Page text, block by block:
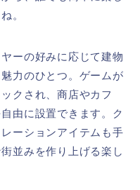
。
ーの好みに応じて建物
力のひとつ。ゲームが
クされ、商店やカフ
由に設置できます。ク
ーションアイテムも手
並みを作り上げる楽し